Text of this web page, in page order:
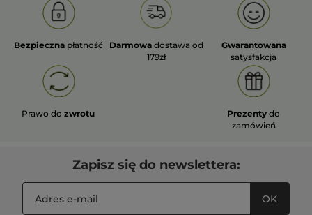
Bezpieczna płatność Darmowa dostawa od
179zł
Gwarantowana
satysfakcja
Prawo dozwrotu Prezenty do
zamówień
Zapisz się do newslettera:
OK